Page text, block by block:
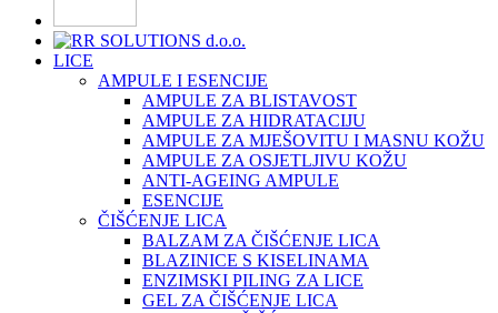
LICE
AMPULE I ESENCIJE
AMPULE ZA BLISTAVOST
AMPULE ZA HIDRATACIJU
AMPULE ZA MJEŠOVITU I MASNU KOŽU
AMPULE ZA OSJETLJIVU KOŽU
ANTI-AGEING AMPULE
ESENCIJE
ČIŠĆENJE LICA
BALZAM ZA ČIŠĆENJE LICA
BLAZINICE S KISELINAMA
ENZIMSKI PILING ZA LICE
GEL ZA ČIŠĆENJE LICA